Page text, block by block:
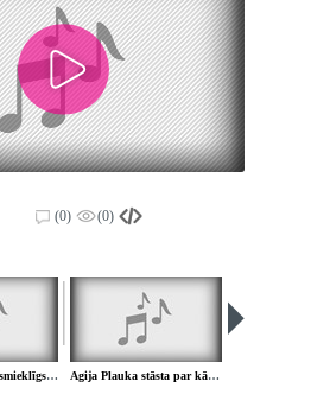
(0) (0)
Sandras Lapiņas smieklīgs atgadījums no Ezeres Agija Plauka stāsta par kāmīšiem